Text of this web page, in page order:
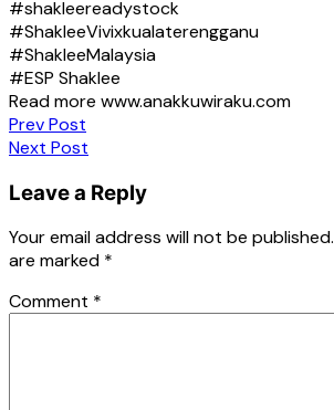
#shakleereadystock
#ShakleeVivixkualaterengganu
#ShakleeMalaysia
#ESP Shaklee
Read more www.anakkuwiraku.com
Post
navigation
Prev Post
Next Post
Leave a Reply
Your email address will not be published.
are marked *
Comment *